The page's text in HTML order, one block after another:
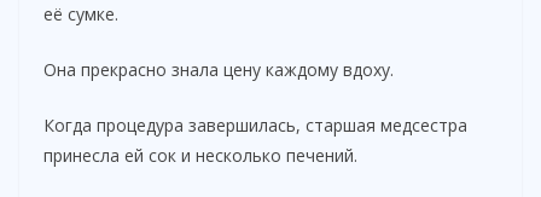
её сумке.
Она прекрасно знала цену каждому вдоху.
Когда процедура завершилась, старшая медсестра
принесла ей сок и несколько печений.